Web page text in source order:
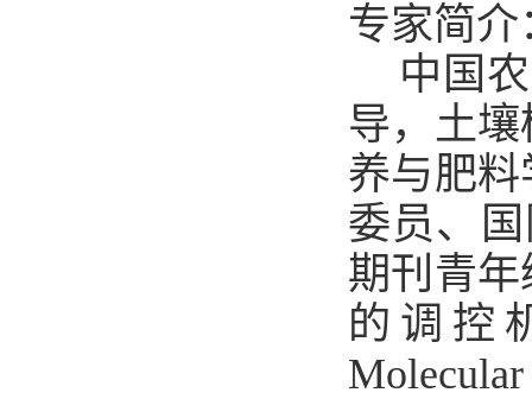
专家简介
中国
导，土
养与肥
委员、
期刊青
的调控